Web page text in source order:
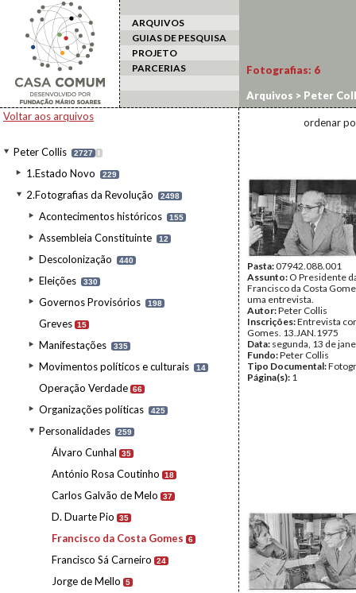
ARQUIVOS
GUIAS DE PESQUISA
PROJETO
PARCERIAS
Voltar aos arquivos
Peter Collis 2727 I
1.Estado Novo 229
2.Fotografias da Revolução 2498
Acontecimentos históricos 155
Assembleia Constituinte 12
Descolonização 440
Eleições 330
Governos Provisórios 198
Greves 15
Manifestações 335
Movimentos políticos e culturais 14
Operação Verdade 66
Organizações políticas 425
Personalidades 259
Álvaro Cunhal 35
António Rosa Coutinho 18
Carlos Galvão de Melo 37
D. Duarte Pio 35
Francisco da Costa Gomes 6
Francisco Sá Carneiro 24
Jorge de Mello 5
Fotografias: 6
Arquivos > Peter
ordenar
Pasta:07942.088.001
Assunto: O Presidente
Francisco da Costa
uma entrevista.
Autor:Peter Collis
Inscrições:Entrevista
Gomes. 13.JAN.1975
Data: segunda, 13 de
Fundo:Peter Collis
Tipo Documental:
Página(s): 1